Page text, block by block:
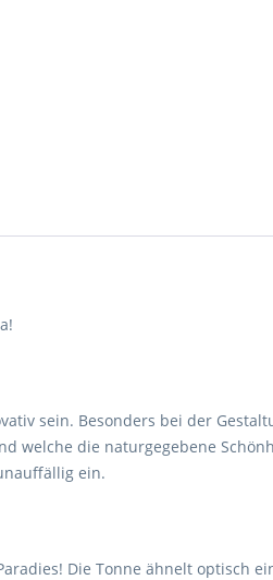
sein. Besonders bei der
welche die naturgegebene
ein.
Die Tonne ähnelt optisch